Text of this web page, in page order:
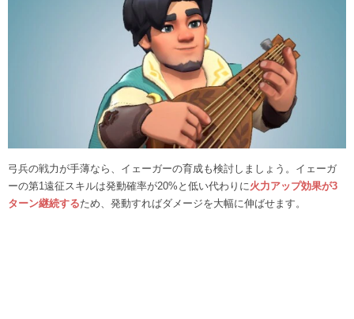
弓兵の戦力が手薄なら、イェーガーの育成も検討しましょう。イェーガ
ーの第1遠征スキルは発動確率が20%と低い代わりに火力アップ効果が3
ターン継続するため、発動すればダメージを大幅に伸ばせます。